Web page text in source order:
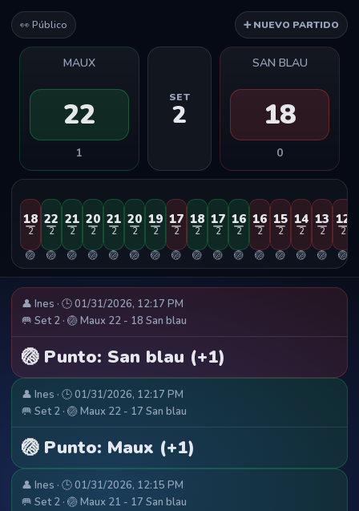
👀 Público ➕ NUEVO PARTIDO
MAUX
22
1
SET
2
SAN BLAU
18
0
18
2
🏐
22
2
🏐
21
2
🏐
20
2
🏐
21
2
🏐
20
2
🏐
19
2
🏐
17
2
🏐
18
2
🏐
17
2
🏐
16
2
🏐
16
2
🏐
15
2
🏐
14
2
🏐
13
2
🏐
12
2
🏐
👤 Ines · 🕒 01/31/2026, 12:17 PM
🥅 Set 2 · 🏐 Maux 22 - 18 San blau
🏐 Punto: San blau (+1)
👤 Ines · 🕒 01/31/2026, 12:17 PM
🥅 Set 2 · 🏐 Maux 22 - 17 San blau
🏐 Punto: Maux (+1)
👤 Ines · 🕒 01/31/2026, 12:15 PM
🥅 Set 2 · 🏐 Maux 21 - 17 San blau